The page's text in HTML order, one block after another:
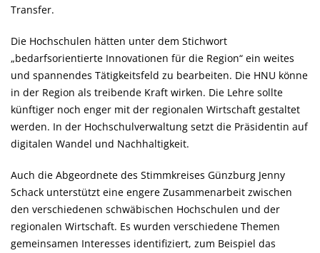
Transfer.
Die Hochschulen hätten unter dem Stichwort
bedarfsorientierte Innovationen für die Region“ ein weites
und spannendes Tätigkeitsfeld zu bearbeiten. Die HNU könne
in der Region als treibende Kraft wirken. Die Lehre sollte
künftiger noch enger mit der regionalen Wirtschaft gestaltet
werden. In der Hochschulverwaltung setzt die Präsidentin auf
digitalen Wandel und Nachhaltigkeit.
Auch die Abgeordnete des Stimmkreises Günzburg Jenny
Schack unterstützt eine engere Zusammenarbeit zwischen
den verschiedenen schwäbischen Hochschulen und der
regionalen Wirtschaft. Es wurden verschiedene Themen
gemeinsamen Interesses identifiziert, zum Beispiel das